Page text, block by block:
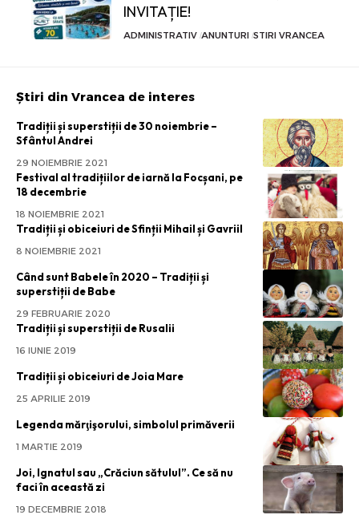
INVITAȚIE!
ADMINISTRATIV ANUNTURI STIRI VRANCEA
Știri din Vrancea de interes
Tradiții și superstiții de 30 noiembrie –
Sfântul Andrei
29 NOIEMBRIE 2021
Festival al tradițiilor de iarnă la Focșani, pe
18 decembrie
18 NOIEMBRIE 2021
Tradiții și obiceiuri de Sfinții Mihail și Gavriil
8 NOIEMBRIE 2021
Când sunt Babele în 2020 – Tradiții și
superstiții de Babe
29 FEBRUARIE 2020
Tradiții și superstiții de Rusalii
16 IUNIE 2019
Tradiții și obiceiuri de Joia Mare
25 APRILIE 2019
Legenda mărţişorului, simbolul primăverii
1 MARTIE 2019
Joi, Ignatul sau „Crăciun sătulul”. Ce să nu
faci în această zi
19 DECEMBRIE 2018